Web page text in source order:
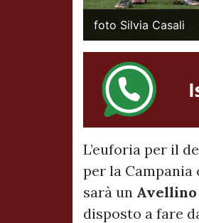
foto Silvia Casali
L’euforia per il
per la Campania
sarà un Avellino
disposto a fare